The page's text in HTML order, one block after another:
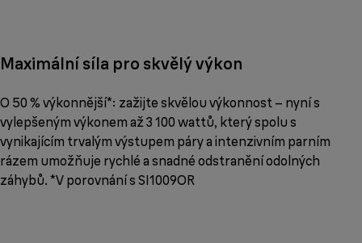
Maximální síla pro skvělý výkon
O 50 % výkonnější*: zažijte skvělou výkonnost – nyní s
vylepšeným výkonem až 3 100 wattů, který spolu s
vynikajícím trvalým výstupem páry a intenzivním parním
rázem umožňuje rychlé a snadné odstranění odolných
záhybů. *V porovnání s SI1009OR